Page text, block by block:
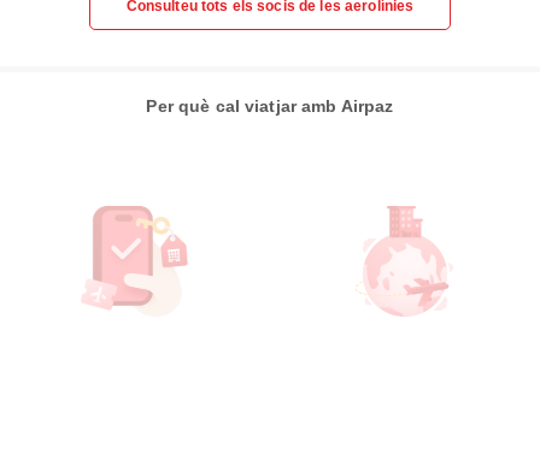
Consulteu tots els socis de les aerolínies
Per què cal viatjar amb Airpaz